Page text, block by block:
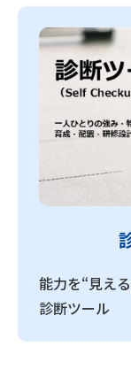
能力を“見え
診断ツール